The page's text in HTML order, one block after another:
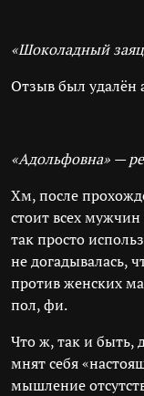
«Шоколадный
Отзыв был удалён
«Адольфовна» —
Хм, после
стоит всех
так просто
не догадывалась,
против женских
пол, фи.
Что ж, так и быть,
мнят себя
мышление